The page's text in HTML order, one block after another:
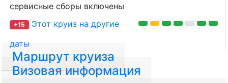
сервисные сборы включены
+15
Этот круиз на другие
даты
Маршрут круиза
Визовая информация